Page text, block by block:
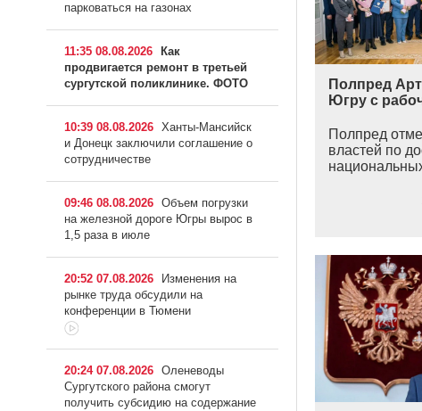
Полпред
Югру с
Полпред
властей по
парковаться на газонах
11:35 08.08.2026
Как
продвигается ремонт в третьей
сургутской поликлинике. ФОТО
10:39 08.08.2026 Ханты-Мансийск
и Донецк заключили соглашение о
сотрудничестве
09:46 08.08.2026 Объем погрузки
на железной дороге Югры вырос в
1,5 раза в июле
20:52 07.08.2026
Изменения на
рынке труда обсудили на
конференции в Тюмени
20:24 07.08.2026 Оленеводы
Сургутского района смогут
получить субсидию на содержание